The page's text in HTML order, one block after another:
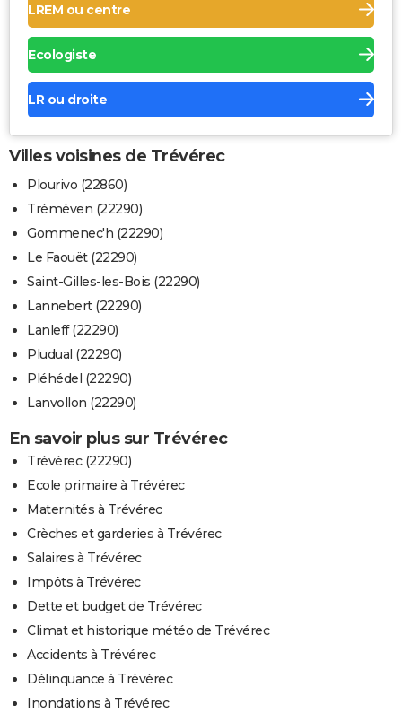
LREM ou centre
Ecologiste
LR ou droite
Villes voisines de Trévérec
Plourivo (22860)
Tréméven (22290)
Gommenec'h (22290)
Le Faouët (22290)
Saint-Gilles-les-Bois (22290)
Lannebert (22290)
Lanleff (22290)
Pludual (22290)
Pléhédel (22290)
Lanvollon (22290)
En savoir plus sur Trévérec
Trévérec (22290)
Ecole primaire à Trévérec
Maternités à Trévérec
Crèches et garderies à Trévérec
Salaires à Trévérec
Impôts à Trévérec
Dette et budget de Trévérec
Climat et historique météo de Trévérec
Accidents à Trévérec
Délinquance à Trévérec
Inondations à Trévérec